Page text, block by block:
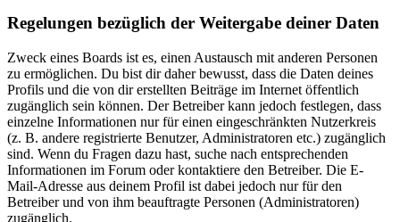
Regelungen bezüglich der Weitergabe deiner Daten
Zweck eines Boards ist es, einen Austausch mit anderen Personen
zu ermöglichen. Du bist dir daher bewusst, dass die Daten deines
Profils und die von dir erstellten Beiträge im Internet öffentlich
zugänglich sein können. Der Betreiber kann jedoch festlegen, dass
einzelne Informationen nur für einen eingeschränkten Nutzerkreis
(z. B. andere registrierte Benutzer, Administratoren etc.) zugänglich
sind. Wenn du Fragen dazu hast, suche nach entsprechenden
Informationen im Forum oder kontaktiere den Betreiber. Die E-
Mail-Adresse aus deinem Profil ist dabei jedoch nur für den
Betreiber und von ihm beauftragte Personen (Administratoren)
zugänglich.